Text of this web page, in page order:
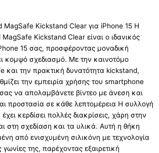
Kickstand Clear για iPhone 15 Η
Kickstand Clear είναι ο ιδανικός
15 σας, προσφέροντας μοναδική
κομψό σχεδιασμό. Με την καινοτόμο
και την πρακτική δυνατότητα kickstand,
την εμπειρία χρήσης του smartphone
να απολαμβάνετε βίντεο με άνεση και
προστασία σε κάθε λεπτομέρεια Η συλλογή
κερδίσει πολλές διακρίσεις, χάρη στην
στη σχεδίαση και τα υλικά. Αυτή η θήκη
από ενισχυμένη σιλικόνη με τεχνολογία
γωνίες της, παρέχοντας εξαιρετική